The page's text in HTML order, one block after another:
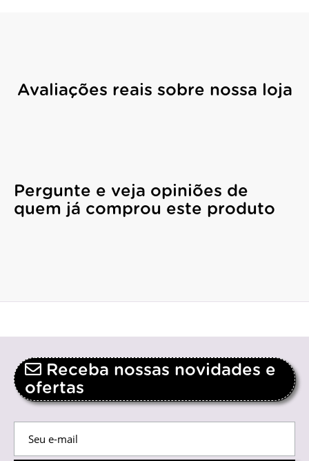
Avaliações reais sobre nossa loja
Pergunte e veja opiniões de
quem já comprou este produto
Receba nossas novidades e
ofertas